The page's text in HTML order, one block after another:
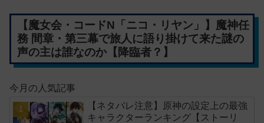
【魔女会・コードN「ニコ・リヤン」】魔神任
務 間章・第三幕で旅人に語り掛けて来た謎の
声の主は誰なのか【降臨者？】
今月の人気記事
【ネタバレ注意】原神の設定上の最強
キャラクターランキング【ストーリ